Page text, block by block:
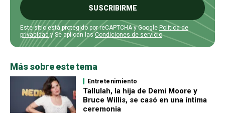
SUSCRIBIRME
Este sitio está protegido por reCAPTCHA y Google Política de
privacidad y Se aplican lasCondiciones de servicio.
Más sobre este tema
Entretenimiento
Tallulah, la hija de Demi Moore y
Bruce Willis, se casó en una íntima
ceremonia